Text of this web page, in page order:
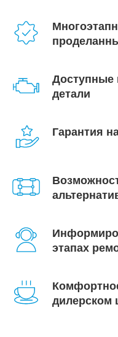
Доступные
детали
Гарантия
этапах
дилерском